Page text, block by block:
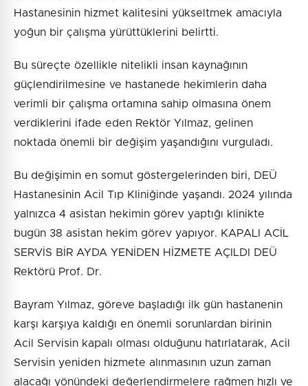
Hastanesinin hizmet kalitesini yükseltmek amacıyla
yoğun bir çalışma yürüttüklerini belirtti.
Bu süreçte özellikle nitelikli insan kaynağının
güçlendirilmesine ve hastanede hekimlerin daha
verimli bir çalışma ortamına sahip olmasına önem
verdiklerini ifade eden Rektör Yılmaz, gelinen
noktada önemli bir değişim yaşandığını vurguladı.
Bu değişimin en somut göstergelerinden biri, DEÜ
Hastanesinin Acil Tıp Kliniğinde yaşandı. 2024 yılında
yalnızca 4 asistan hekimin görev yaptığı klinikte
bugün 38 asistan hekim görev yapıyor. KAPALI ACİL
SERVİS BİR AYDA YENİDEN HİZMETE AÇILDI DEÜ
Rektörü Prof. Dr.
Bayram Yılmaz, göreve başladığı ilk gün hastanenin
karşı karşıya kaldığı en önemli sorunlardan birinin
Acil Servisin kapalı olması olduğunu hatırlatarak, Acil
Servisin yeniden hizmete alınmasının uzun zaman
alacağı yönündeki değerlendirmelere rağmen hızlı ve